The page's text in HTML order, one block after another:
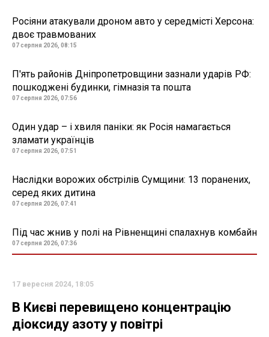
Росіяни атакували дроном авто у середмісті Херсона:
двоє травмованих
07 серпня 2026, 08:15
П'ять районів Дніпропетровщини зазнали ударів РФ:
пошкоджені будинки, гімназія та пошта
07 серпня 2026, 07:56
Один удар – і хвиля паніки: як Росія намагається
зламати українців
07 серпня 2026, 07:51
Наслідки ворожих обстрілів Сумщини: 13 поранених,
серед яких дитина
07 серпня 2026, 07:41
Під час жнив у полі на Рівненщині спалахнув комбайн
07 серпня 2026, 07:36
17 вересня 2024, 18:05
В Києві перевищено концентрацію
діоксиду азоту у повітрі